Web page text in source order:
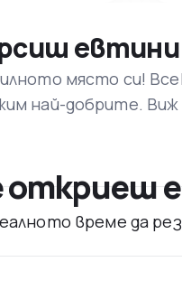
място си!
най-добрите. Виж
откриеш
време да